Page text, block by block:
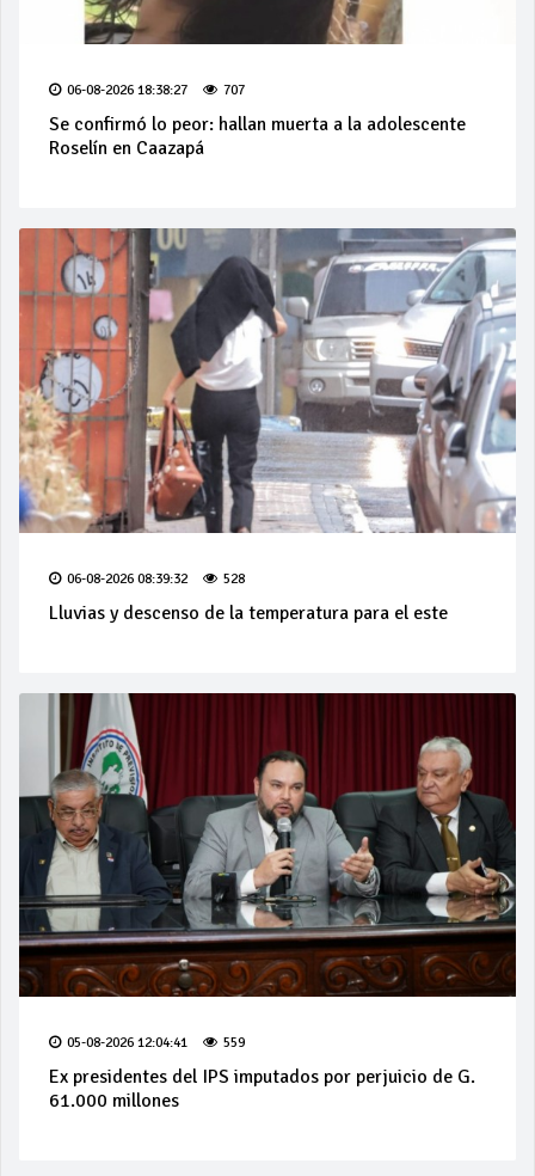
06-08-2026 18:38:27 707
Se confirmó lo peor: hallan muerta a la adolescente
Roselín en Caazapá
06-08-2026 08:39:32 528
Lluvias y descenso de la temperatura para el este
05-08-2026 12:04:41 559
Ex presidentes del IPS imputados por perjuicio de G.
61.000 millones